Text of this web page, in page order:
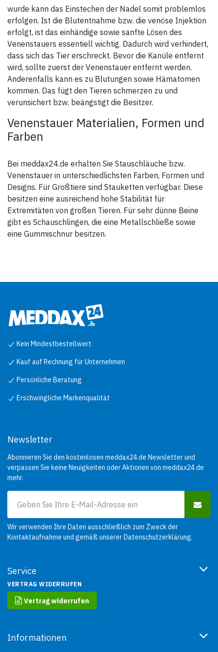
wurde kann das Einstechen der Nadel somit problemlos
erfolgen. Ist die Blutentnahme bzw. die venöse Injektion
erfolgt, ist das einhändige sowie sanfte Lösen des
Venenstauers essentiell wichtig. Dadurch wird verhindert,
dass sich das Tier erschreckt. Bevor die Kanüle entfernt
wird, sollte zuerst der Venenstauer entfernt werden.
Anderenfalls kann es zu Blutungen sowie Hämatomen
kommen. Das fügt den Tieren schmerzen zu und
verunsichert bzw. beängstigt die Besitzer.
Venenstauer Materialien, Formen und
Farben
Bei meddax24.de erhalten Sie Stauschläuche bzw.
Venenstauer in unterschiedlichsten Farben, Formen und
Designs. Für Großtiere sind Stauketten verfügbar. Diese
besitzen eine ausreichend hohe Stabilität für
Extremitäten von großen Tieren. Für sehr dünne Beine
gibt es Schauschlingen, die eine Metallschließe sowie
eine Gummischnur besitzen.
Kein Mindestbestellwert
Kauf auf Rechnung für Unternehmen
Persönliche Beratung
Erschwingliche Markenqualität
Service
VERTRAG WIDERRUFEN
Vertrag widerrufen
Informationen
Newsletter
Abonnieren Sie den kostenlosen meddax24.de Newsletter und
verpassen Sie keine Neuigkeiten oder Aktionen von meddax24.de
mehr.
Wir verwenden Ihre Daten ausschließlich zum Zweck der
Kontaktaufnahme und gemäß unsererDatenschutzerklärung.